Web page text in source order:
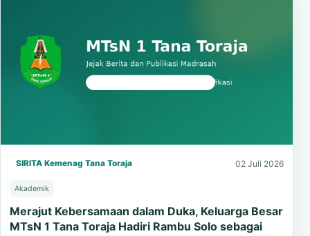
SIRITA Kemenag Tana Toraja 02 Juli 2026
Akademik
Merajut Kebersamaan dalam Duka, Keluarga Besar
MTsN 1 Tana Toraja Hadiri Rambu Solo sebagai